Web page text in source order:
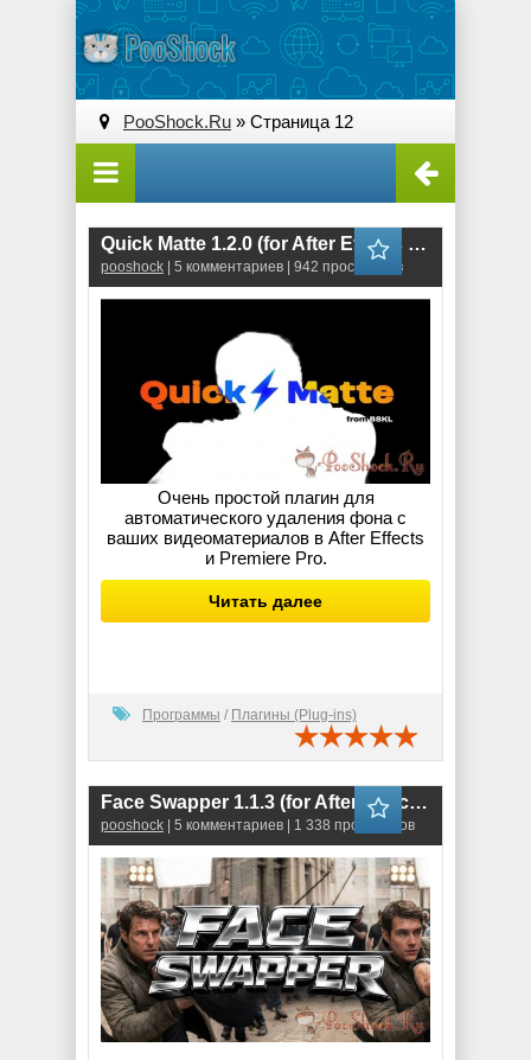
PooShock.Ru » Страница 12
Quick Matte 1.2.0 (for After Effects & Pr Pro)
pooshock | 5 комментариев | 942 просмотров
Очень простой плагин для
автоматического удаления фона с
ваших видеоматериалов в After Effects
и Premiere Pro.
Читать далее
Программы / Плагины (Plug-ins)
Face Swapper 1.1.3 (for After Effects & Pr Pro)
pooshock | 5 комментариев | 1 338 просмотров